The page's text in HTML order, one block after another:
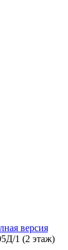
версия
1 (2 этаж)